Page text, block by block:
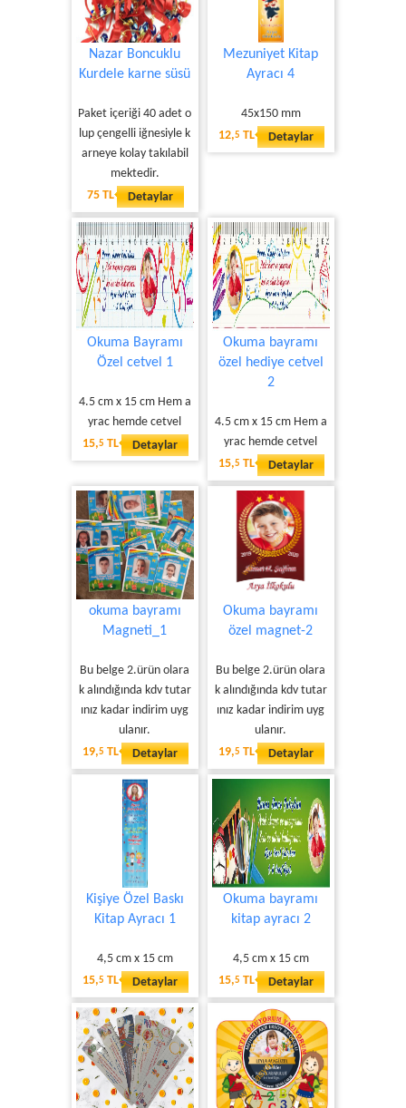
Nazar Boncuklu
Kurdele karne süsü
Paket içeriği 40 adet o
lup çengelli iğnesiyle k
arneye kolay takılabil
mektedir.
75 TL
Detaylar
Mezuniyet Kitap
Ayracı 4
45x150 mm
12,5 TL Detaylar
Okuma Bayramı
Özel cetvel 1
4.5 cm x 15 cm Hem a
yrac hemde cetvel
15,5 TL Detaylar
Okuma bayramı
özel hediye cetvel
2
4.5 cm x 15 cm Hem a
yrac hemde cetvel
15,5 TL Detaylar
okuma bayramı
Magneti_1
Bu belge 2.ürün olara
k alındığında kdv tutar
ınız kadar indirim uyg
ulanır.
19,5 TL Detaylar
Okuma bayramı
özel magnet-2
Bu belge 2.ürün olara
k alındığında kdv tutar
ınız kadar indirim uyg
ulanır.
19,5 TL Detaylar
Kişiye Özel Baskı
Kitap Ayracı 1
4,5 cm x 15 cm
15,5 TL Detaylar
Okuma bayramı
kitap ayracı 2
4,5 cm x 15 cm
15,5 TL Detaylar